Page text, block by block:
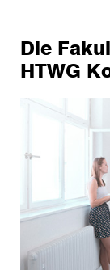
Die
HTWG